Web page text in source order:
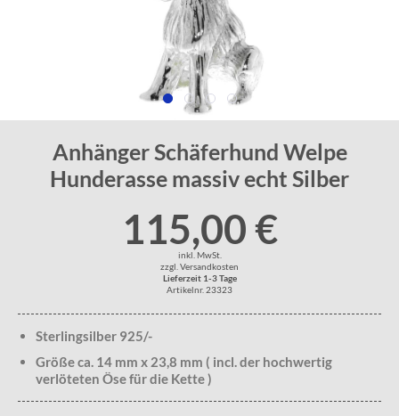
Anhänger Schäferhund Welpe
Hunderasse massiv echt Silber
115,00 €
inkl. MwSt.
zzgl. Versandkosten
Lieferzeit 1-3 Tage
Artikelnr. 23323
Sterlingsilber 925/-
Größe ca. 14 mm x 23,8 mm ( incl. der hochwertig
verlöteten Öse für die Kette )